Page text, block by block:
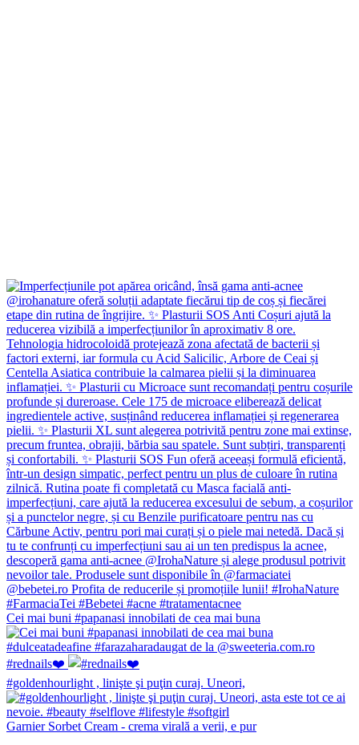
Cei mai buni #papanasi innobilati de cea mai buna
#rednails❤️
#goldenhourlight , linişte şi puţin curaj. Uneori,
Garnier Sorbet Cream - crema virală a verii, e pur